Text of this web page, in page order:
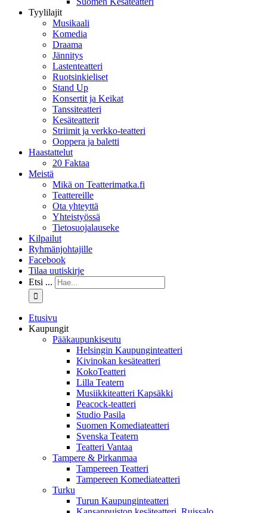
Tyylilajit
Musikaali
Komedia
Draama
Jännitys
Lastenteatteri
Ruotsinkieliset
Stand Up
Konsertit ja Keikat
Tanssiteatteri
Kesäteatterit
Striimit ja verkko-teatteri
Ooppera ja baletti
Haastattelut
20 Faktaa
Meistä
Mikä on Teatterimatka.fi
Teattereille
Ota yhteyttä
Yhteistyössä
Tietosuojalauseke
Kilpailut
Ryhmänjohtajille
Facebook
Tilaa uutiskirje
Etsi ...
Etusivu
Kaupungit
Pääkaupunkiseutu
Helsingin Kaupunginteatteri
Kivinokan kesäteatteri
KokoTeatteri
Lilla Teatern
Musiikkiteatteri Kapsäkki
Peacock-teatteri
Studio Pasila
Suomen Komediateatteri
Svenska Teatern
Teatteri Vantaa
Tampere & Pirkanmaa
Tampereen Teatteri
Tampereen Komediateatteri
Turku
Turun Kaupunginteatteri